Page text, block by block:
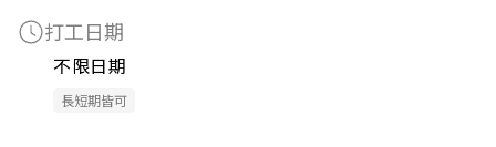
打工日期
不限日期
長短期皆可